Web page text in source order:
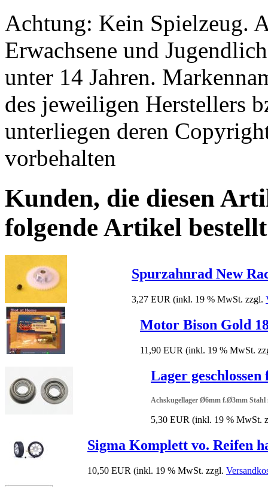
Achtung: Kein Spielzeug.
Erwachsene und
unter 14 Jahren.
des jeweiligen Herstellers
unterliegen deren
vorbehalten
Kunden, die diesen
folgende Artikel
Spurzahnrad New
3,27 EUR (inkl. 19 % MwSt. zzgl.
Motor Bison Gold
11,90 EUR (inkl. 19 % MwSt.
Lager geschlossen
Achskugellager Ø6mm f.Ø3mm Stahl
5,30 EUR (inkl. 19 % MwSt.
Sigma Komplett vo. Reifen
10,50 EUR (inkl. 19 % MwSt. zzgl.